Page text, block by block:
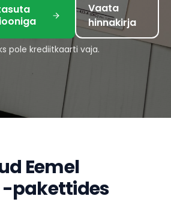
Vaata
hinnakirja
pole krediitkaarti vaja.
Eemel
pakettides